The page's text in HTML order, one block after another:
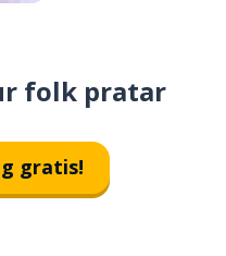
folk pratar
gratis!